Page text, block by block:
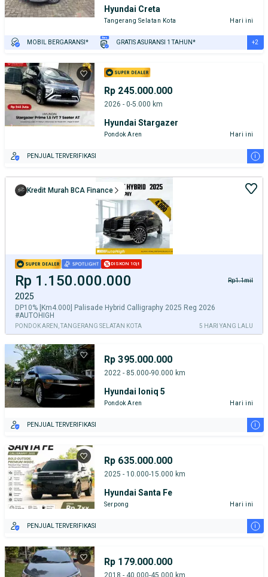
Hyundai Creta
Tangerang Selatan Kota Hari ini
MOBIL BERGARANSI* GRATIS ASURANSI 1 TAHUN* +2
Rp 245.000.000
2026 - 0-5.000 km
Hyundai Stargazer
Pondok Aren Hari ini
PENJUAL TERVERIFIKASI i
DISKON 10jt
Rp 1.150.000.000 Rp1.1mil
2025
DP10% [Km4.000] Palisade Hybrid Calligraphy 2025 Reg 2026
#AUTOHIGH
PONDOK AREN, TANGERANG SELATAN KOTA 5 HARI YANG LALU
Kredit Murah BCA Finance
Rp 395.000.000
2022 - 85.000-90.000 km
Hyundai Ioniq 5
Pondok Aren Hari ini
PENJUAL TERVERIFIKASI i
Rp 635.000.000
2025 - 10.000-15.000 km
Hyundai Santa Fe
Serpong Hari ini
PENJUAL TERVERIFIKASI i
Rp 179.000.000
2018 - 40.000-45.000 km